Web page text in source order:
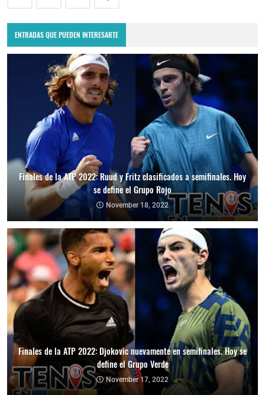
ENTRADAS QUE PUEDEN INTERESARTE
Finales de la ATP 2022: Ruud y Fritz clasificados a semifinales. Hoy
se define el Grupo Rojo
November 18, 2022
Finales de la ATP 2022: Djokovic nuevamente en semifinales. Hoy se
define el Grupo Verde
November 17, 2022